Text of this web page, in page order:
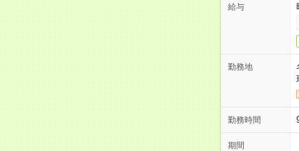
給与
勤務地
勤務時間
期間